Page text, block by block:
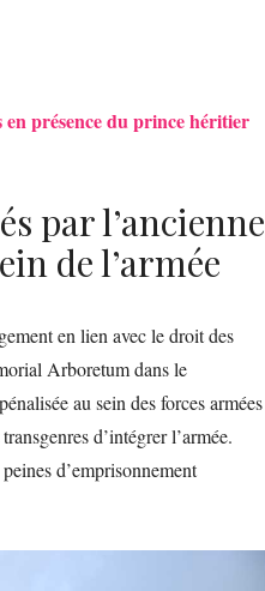
en présence du prince héritier
par l’ancienne
de l’armée
en lien avec le droit des
Arboretum dans le
au sein des forces armées
d’intégrer l’armée.
d’emprisonnement